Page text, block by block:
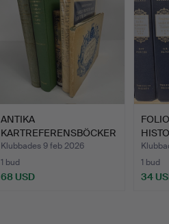
ANTIKA
KARTREFERENSBÖCKER
.Klubbades 9 feb 2026
1 bud
68 USD
1 bud
34